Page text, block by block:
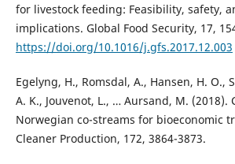
for livestock feeding: Feasibility, safety,
implications. Global Food Security, 17,
https://doi.org/10.1016/j.gfs.2017.12.003
Egelyng, H., Romsdal, A., Hansen, H. O.,
A. K., Jouvenot, L., … Aursand, M. (2018).
Norwegian co-streams for bioeconomic
Cleaner Production, 172, 3864-3873.